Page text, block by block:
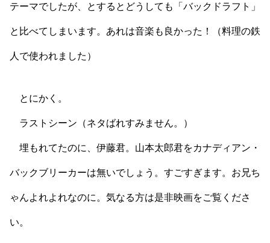
テーマでしたが、とするとどうしても「バックドラフト」
と比べてしまいます。あれは音楽も良かった！（料理の鉄
人で使われました）
とにかく。
ラストシーン（ネタばれすみません。）
埋もれてたのに、伊藤君。山本太郎君をカナディアン・
バックブリーカーは無いでしょう。すごすぎます。お兄ち
ゃんよれよれなのに。気なる方は是非映画をご覧くださ
い。